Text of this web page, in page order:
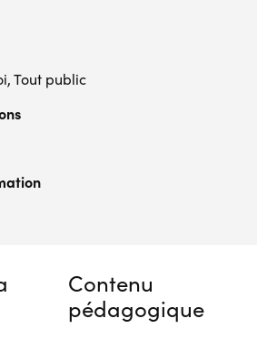
Tout public
Contenu
pédagogique